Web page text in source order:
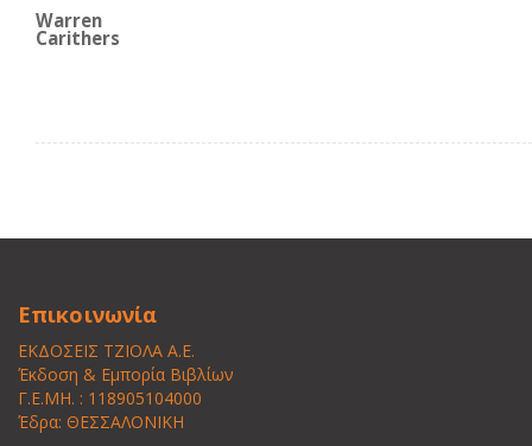
Warren
Carithers
Επικοινωνία
ΕΚΔΟΣΕΙΣ ΤΖΙΟΛΑ Α.Ε.
Έκδοση & Εμπορία Βιβλίων
Γ.Ε.ΜΗ. : 118905104000
Έδρα: ΘΕΣΣΑΛΟΝΙΚΗ